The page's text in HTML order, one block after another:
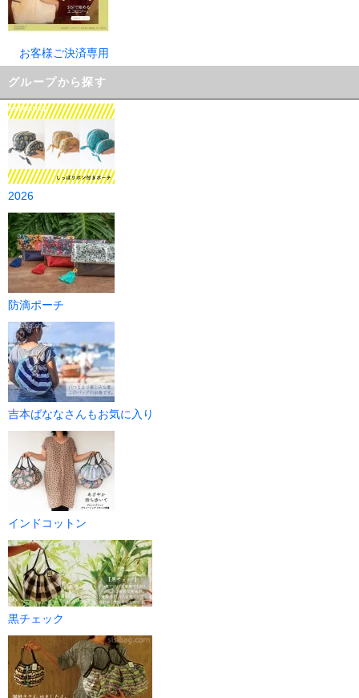
お客様ご決済専用
グループから探す
2026
防滴ポーチ
吉本ばななさんもお気に入り
インドコットン
黒チェック